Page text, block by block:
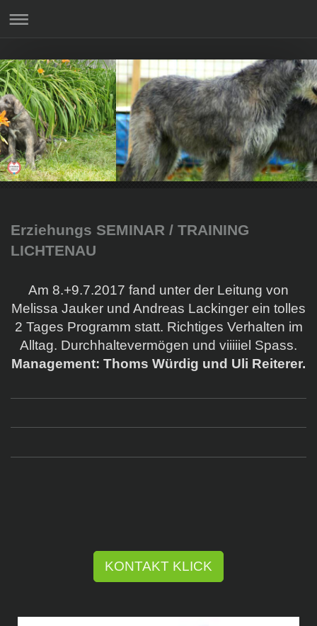
Erziehungs SEMINAR / TRAINING
LICHTENAU
Am 8.+9.7.2017 fand unter der Leitung von
Melissa Jauker und Andreas Lackinger ein tolles
2 Tages Programm statt. Richtiges Verhalten im
Alltag. Durchhaltevermögen und viiiiiel Spass.
Management: Thoms Würdig und Uli Reiterer.
KONTAKT KLICK